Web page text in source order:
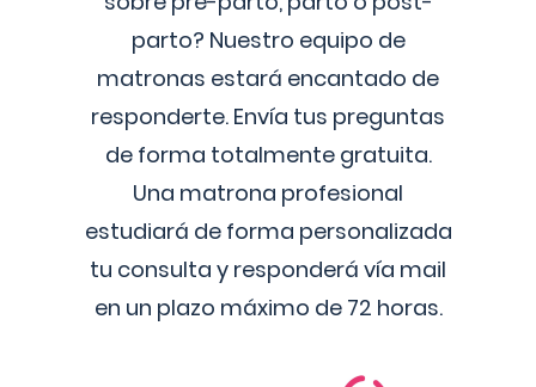
parto? Nuestro equipo de
matronas estará encantado de
responderte. Envía tus preguntas
de forma totalmente gratuita.
Una matrona profesional
estudiará de forma personalizada
tu consulta y responderá vía mail
en un plazo máximo de 72 horas.